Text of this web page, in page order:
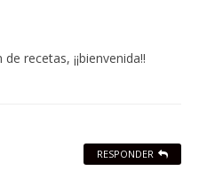
recetas, ¡¡bienvenida!!
RESPONDER